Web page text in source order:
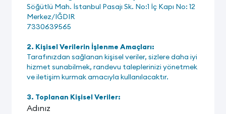
Söğütlü Mah. İstanbul Pasajı Sk. No:1 İç Kapı No: 12
Merkez/IĞDIR
7330639565
2. Kişisel Verilerin İşlenme Amaçları:
Tarafınızdan sağlanan kişisel veriler, sizlere daha iyi
hizmet sunabilmek, randevu taleplerinizi yönetmek
ve iletişim kurmak amacıyla kullanılacaktır.
3. Toplanan Kişisel Veriler:
Adınız